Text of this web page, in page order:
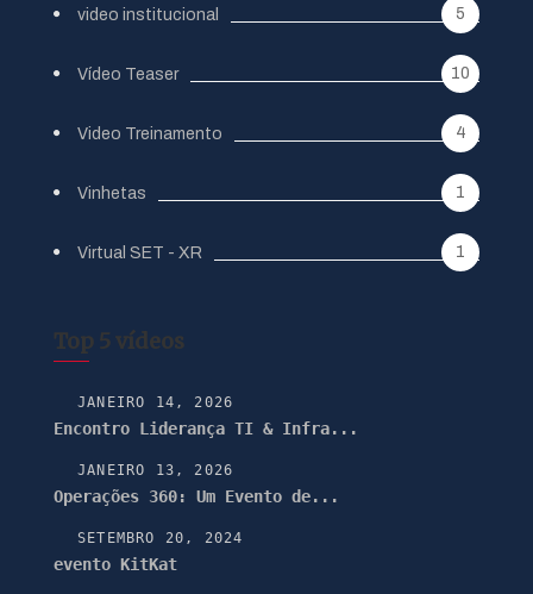
video institucional 5
Vídeo Teaser 10
Video Treinamento 4
Vinhetas 1
Virtual SET - XR 1
Top 5 vídeos
JANEIRO 14, 2026
Encontro Liderança TI & Infra...
JANEIRO 13, 2026
Operações 360: Um Evento de...
SETEMBRO 20, 2024
evento KitKat